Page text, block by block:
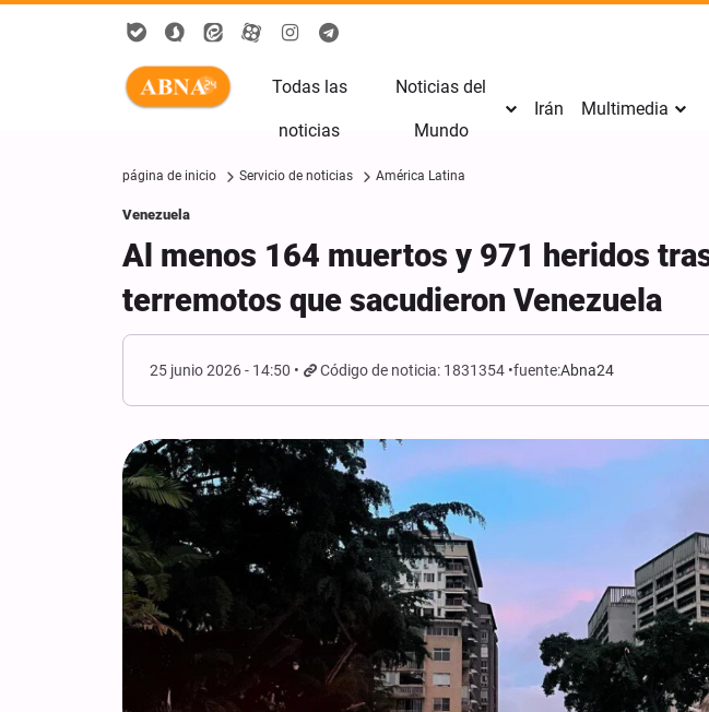
Todas las
noticias
Noticias del
Mundo
Irán Multimedia
página de inicio Servicio de noticias América Latina
Venezuela
Al menos 164 muertos y 971 heridos
terremotos que sacudieron Venezuela
25 junio 2026 - 14:50 Código de noticia: 1831354 fuente:Abna24